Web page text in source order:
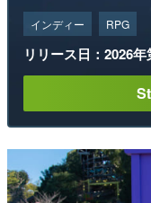
インディー RPG
リリース日：2026